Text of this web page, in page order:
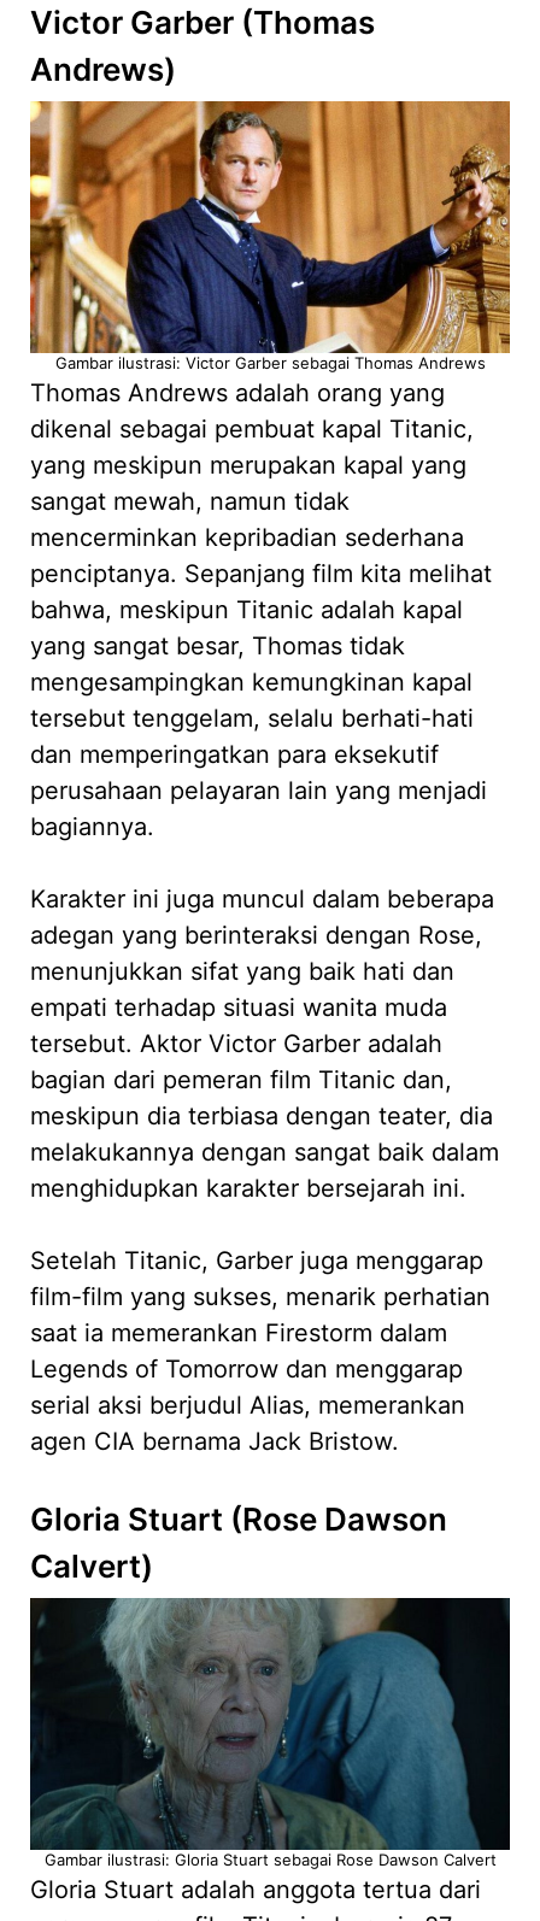
Victor Garber (Thomas
Andrews)
Gambar ilustrasi: Victor Garber sebagai Thomas Andrews
Thomas Andrews adalah orang yang
dikenal sebagai pembuat kapal Titanic,
yang meskipun merupakan kapal yang
sangat mewah, namun tidak
mencerminkan kepribadian sederhana
penciptanya. Sepanjang film kita melihat
bahwa, meskipun Titanic adalah kapal
yang sangat besar, Thomas tidak
mengesampingkan kemungkinan kapal
tersebut tenggelam, selalu berhati-hati
dan memperingatkan para eksekutif
perusahaan pelayaran lain yang menjadi
bagiannya.
Karakter ini juga muncul dalam beberapa
adegan yang berinteraksi dengan Rose,
menunjukkan sifat yang baik hati dan
empati terhadap situasi wanita muda
tersebut. Aktor Victor Garber adalah
bagian dari pemeran film Titanic dan,
meskipun dia terbiasa dengan teater, dia
melakukannya dengan sangat baik dalam
menghidupkan karakter bersejarah ini.
Setelah Titanic, Garber juga menggarap
film-film yang sukses, menarik perhatian
saat ia memerankan Firestorm dalam
Legends of Tomorrow dan menggarap
serial aksi berjudul Alias, memerankan
agen CIA bernama Jack Bristow.
Gloria Stuart (Rose Dawson
Calvert)
Gambar ilustrasi: Gloria Stuart sebagai Rose Dawson Calvert
Gloria Stuart adalah anggota tertua dari